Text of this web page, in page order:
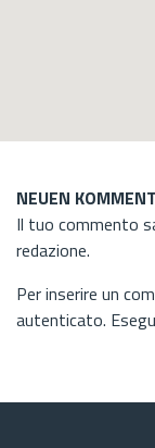
NEUEN
Il tuo commento
redazione.
Per inserire un
autenticato.